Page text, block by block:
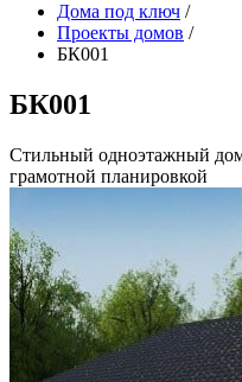
Дома под ключ /
Проекты домов /
БК001
БК001
Стильный одноэтажный
грамотной планировкой